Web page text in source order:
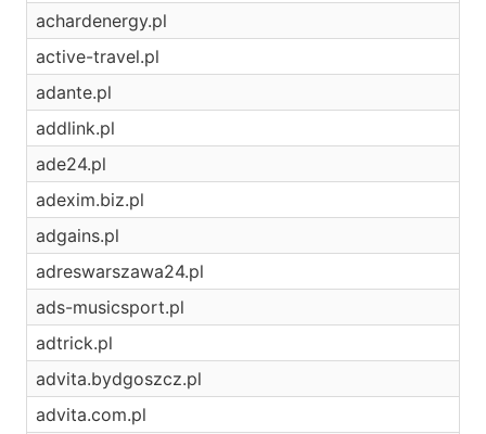
achardenergy.pl
active-travel.pl
adante.pl
addlink.pl
ade24.pl
adexim.biz.pl
adgains.pl
adreswarszawa24.pl
ads-musicsport.pl
adtrick.pl
advita.bydgoszcz.pl
advita.com.pl